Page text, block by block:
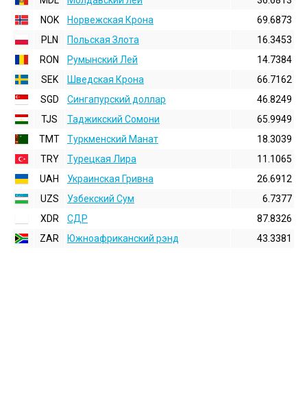
NOK
Норвежская Крона
69.6873
PLN
Польская Злота
16.3453
RON
Румынский Лей
14.7384
SEK
Шведская Крона
66.7162
SGD
Сингапурский доллар
46.8249
TJS
Таджикский Сомони
65.9949
TMT
Туркменский Манат
18.3039
TRY
Турецкая Лира
11.1065
UAH
Украинская Гривна
26.6912
UZS
Узбекский Сум
6.7377
XDR
СДР
87.8326
ZAR
Южноафриканский рэнд 43.3381